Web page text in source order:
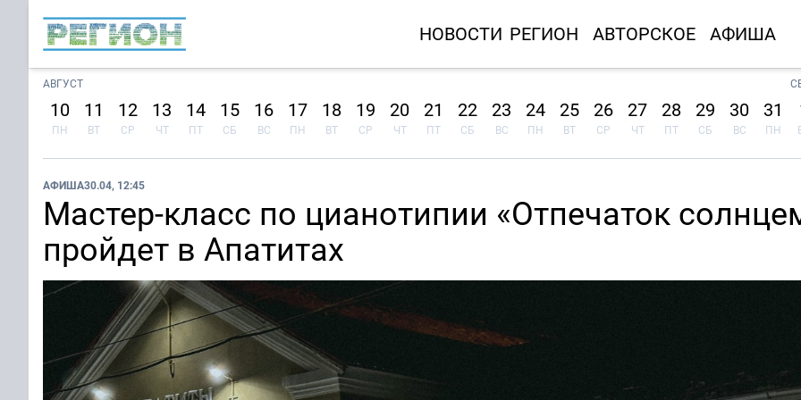
НОВОСТИ РЕГИОН АВТОРСКОЕ АФИША
АВГУСТ
10
ПН
11
ВТ
12
СР
13
ЧТ
14
ПТ
15
СБ
16
ВС
17
ПН
18
ВТ
19
СР
20
ЧТ
21
ПТ
22
СБ
23
ВС
24
ПН
25
ВТ
26
СР
27
ЧТ
28
ПТ
29
СБ
30
ВС
31
ПН
АФИША30.04, 12:45
Мастер-класс по цианотипии «Отпечаток
пройдет в Апатитах